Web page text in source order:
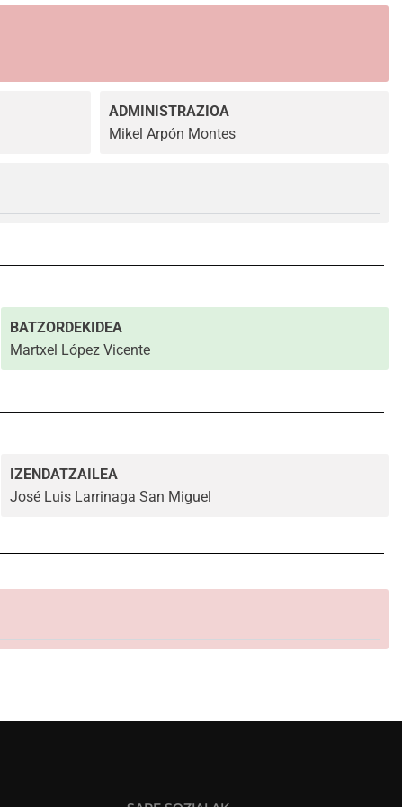
ADMINISTRAZIOA
Mikel Arpón Montes
BATZORDEKIDEA
Martxel López Vicente
IZENDATZAILEA
José Luis Larrinaga San Miguel